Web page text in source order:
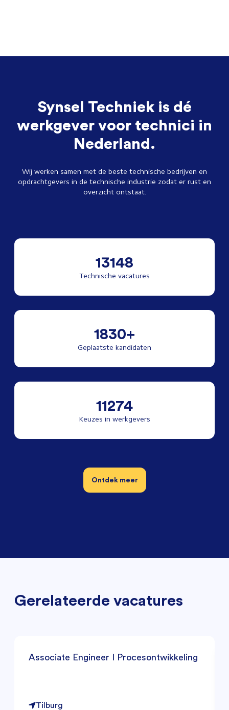
Synsel Techniek is dé
werkgever voor technici in
Nederland.
Wij werken samen met de beste technische bedrijven en
opdrachtgevers in de technische industrie zodat er rust en
overzicht ontstaat.
13148
Technische vacatures
1830+
Geplaatste kandidaten
11274
Keuzes in werkgevers
Ontdek meer
Gerelateerde vacatures
Associate Engineer I Procesontwikkeling
Tilburg